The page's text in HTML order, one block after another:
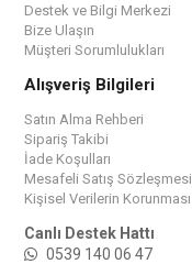
Destek ve Bilgi Merkezi
Bize Ulaşın
Müşteri Sorumlulukları
Alışveriş Bilgileri
Satın Alma Rehberi
Sipariş Takibi
İade Koşulları
Mesafeli Satış Sözleşmesi
Kişisel Verilerin Korunması
Canlı Destek Hattı
0539 140 06 47